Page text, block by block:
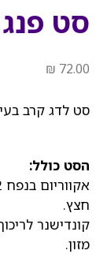
סט
₪ 72.00
סט לדג קרב
הסט כולל:
אקווריום בנפח 2 ליטר עם רקע דקורטיבי.
חצץ.
קונדישנר
מזון.